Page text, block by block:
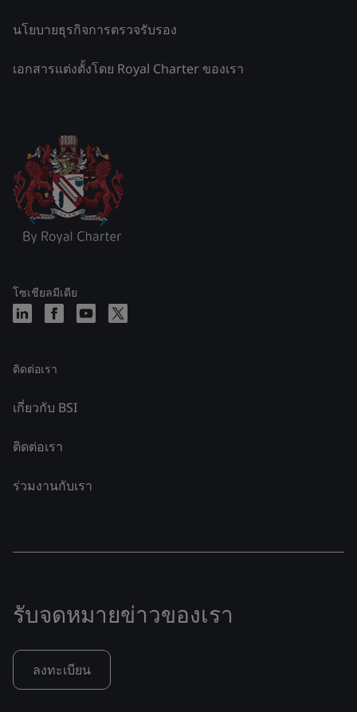
นโยบายธุรกิจการตรวจรับรอง
เอกสารแต่งตั้งโดย Royal Charter ของเรา
โซเชียลมีเดีย
ติดต่อเรา
เกี่ยวกับ BSI
ติดต่อเรา
ร่วมงานกับเรา
รับจดหมายข่าวของเรา
ลงทะเบียน